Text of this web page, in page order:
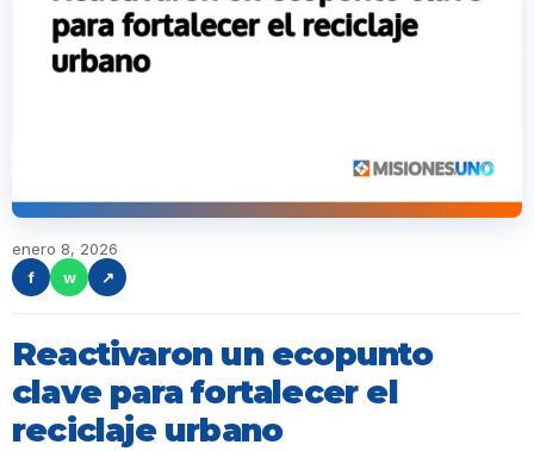
enero 8, 2026
f
w ↗
Reactivaron un ecopunto
clave para fortalecer el
reciclaje urbano